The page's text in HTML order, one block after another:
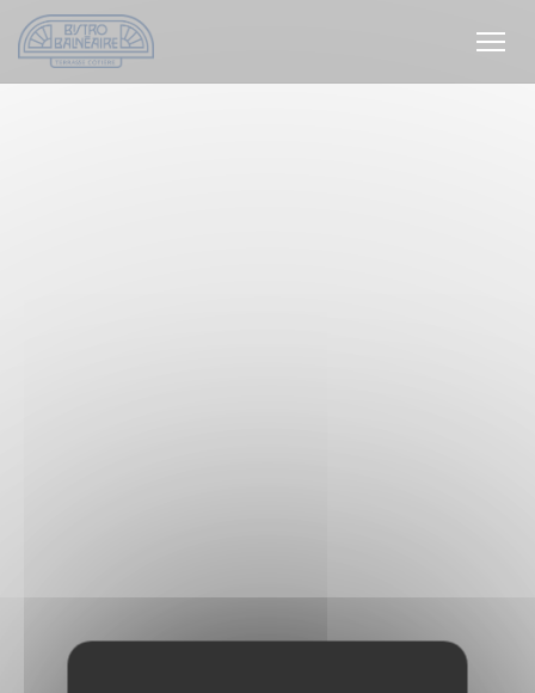
Personnalisation de vos choix en matière de cookies